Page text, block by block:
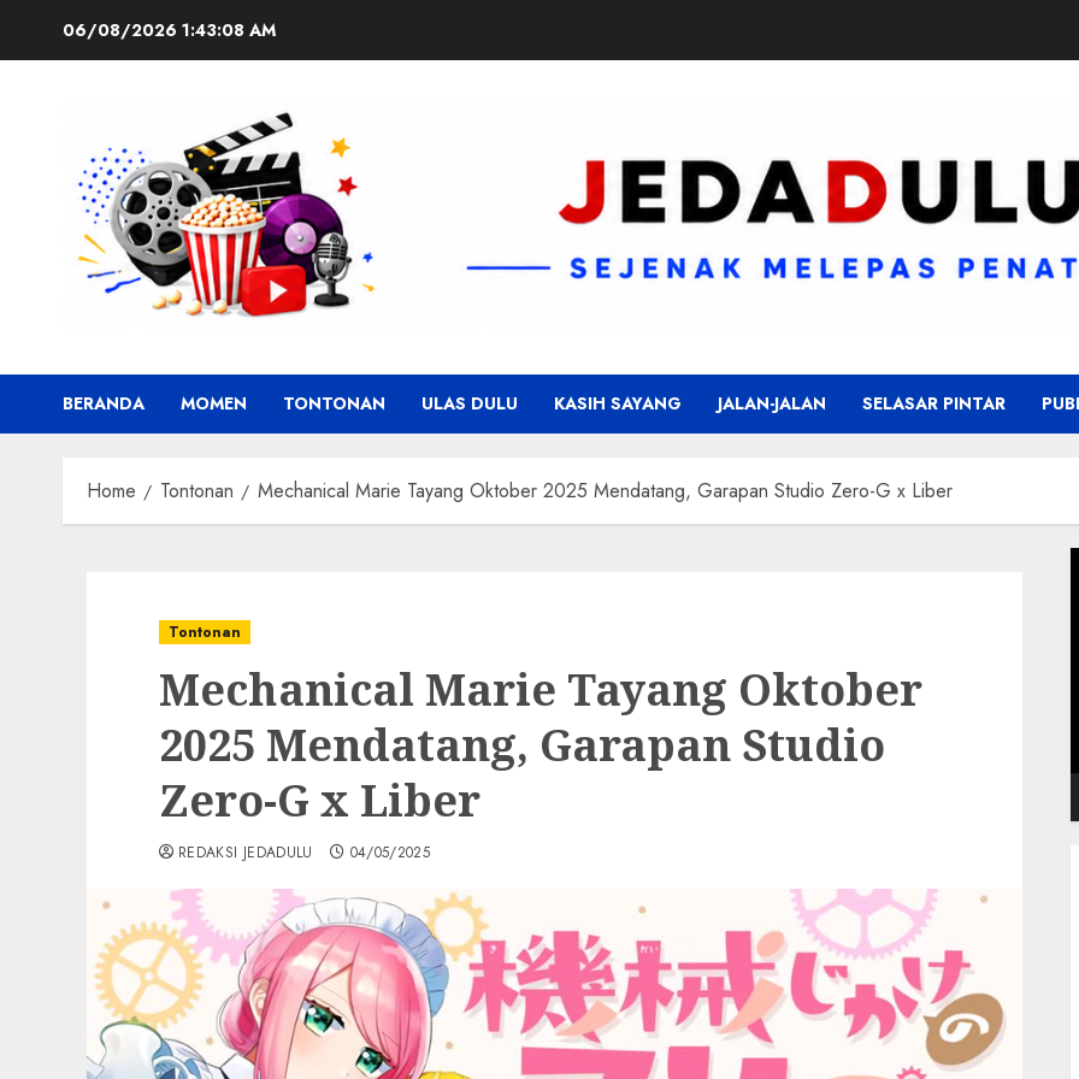
06/08/2026 1:43:09 AM
BERANDA MOMEN TONTONAN ULAS DULU KASIH SAYANG JALAN-JALAN SELASAR PINTAR
Home Tontonan Mechanical Marie Tayang Oktober 2025 Mendatang, Garapan Studio Zero-G x Liber
Tontonan
Mechanical Marie Tayang Oktober
2025 Mendatang, Garapan Studio
Zero-G x Liber
REDAKSI JEDADULU 04/05/2025